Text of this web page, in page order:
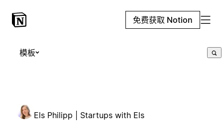
免费获取 Notion
模板
Els Philipp | Startups with Els